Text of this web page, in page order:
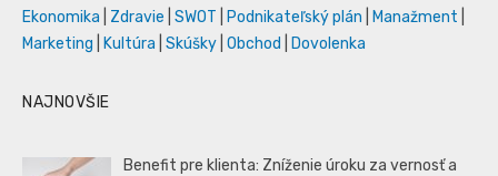
Ekonomika
Zdravie SWOT Podnikateľský plán Manažment
Marketing
Kultúra Skúšky Obchod Dovolenka
NAJNOVŠIE
Benefit pre klienta: Zníženie úroku za vernosť a